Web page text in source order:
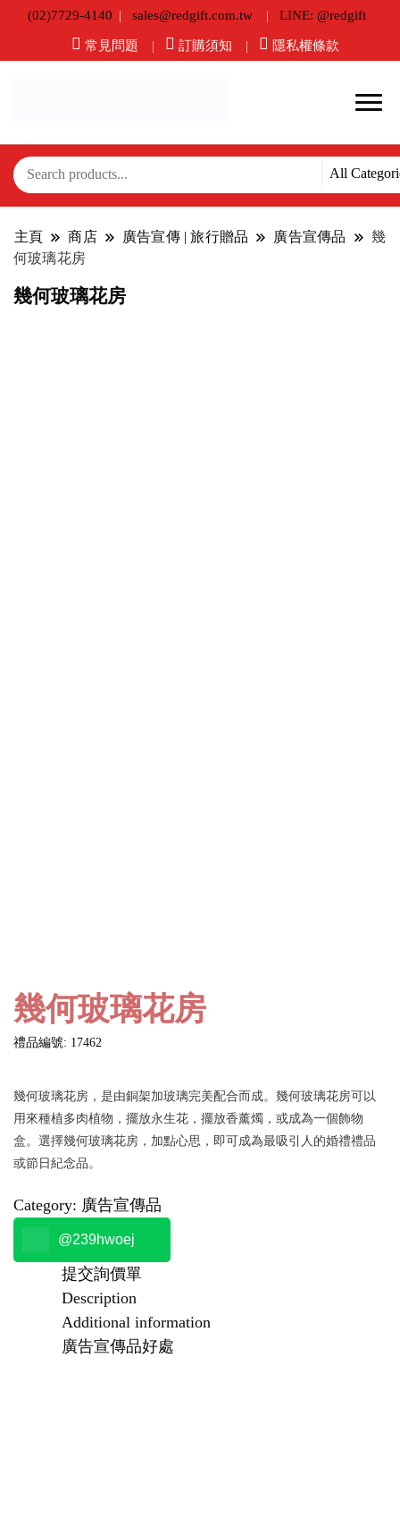
(02)7729-4140 sales@redgift.com.tw LINE: @redgift
常見問題 訂購須知 隱私權條款
主頁 商店 廣告宣傳 | 旅行贈品 廣告宣傳品
幾
何玻璃花房
幾何玻璃花房
幾何玻璃花房
禮品編號: 17462
幾何玻璃花房，是由銅架加玻璃完美配合而成。幾何玻璃花房可以
用來種植多肉植物，擺放永生花，擺放香薰燭，或成為一個飾物
盒。選擇幾何玻璃花房，加點心思，即可成為最吸引人的婚禮禮品
或節日紀念品。
Category: 廣告宣傳品
@239hwoej
提交詢價單
Description
Additional information
廣告宣傳品好處